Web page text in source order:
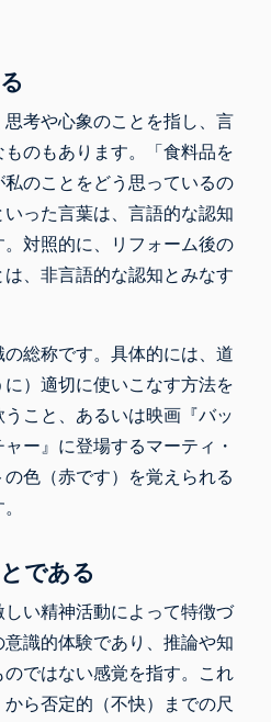
思考や心象のことを指し、言
のもあります。「食料品を
のことをどう思っているの
った言葉は、言語的な認知
対照的に、リフォーム後の
、非言語的な認知とみなす
総称です。具体的には、道
）適切に使いこなす方法を
こと、あるいは映画『バッ
ー』に登場するマーティ・
色（赤です）を覚えられる
である
い精神活動によって特徴づ
識的体験であり、推論や知
ではない感覚を指す。これ
ら否定的（不快）までの尺